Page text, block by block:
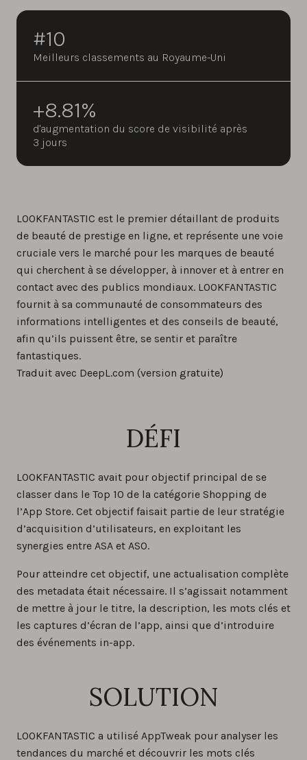
#10
Meilleurs classements au Royaume-Uni
+8.81%
d'augmentation du score de visibilité après
3 jours
LOOKFANTASTIC est le premier détaillant de produits
de beauté de prestige en ligne, et représente une voie
cruciale vers le marché pour les marques de beauté
qui cherchent à se développer, à innover et à entrer en
contact avec des publics mondiaux. LOOKFANTASTIC
fournit à sa communauté de consommateurs des
informations intelligentes et des conseils de beauté,
afin qu’ils puissent être, se sentir et paraître
fantastiques.
Traduit avec DeepL.com (version gratuite)
DÉFI
LOOKFANTASTIC avait pour objectif principal de se
classer dans le Top 10 de la catégorie Shopping de
l’App Store. Cet objectif faisait partie de leur stratégie
d’acquisition d’utilisateurs, en exploitant les
synergies entre ASA et ASO.
Pour atteindre cet objectif, une actualisation complète
des metadata était nécessaire. Il s’agissait notamment
de mettre à jour le titre, la description, les mots clés et
les captures d’écran de l’app, ainsi que d’introduire
des événements in-app.
SOLUTION
LOOKFANTASTIC a utilisé AppTweak pour analyser les
tendances du marché et découvrir les mots clés